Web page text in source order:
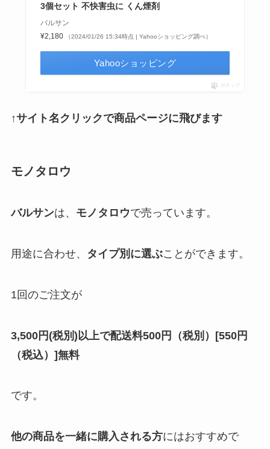
3個セット 不快害虫に くん煙剤
バルサン
¥2,180
（2024/01/26 15:34時点 | Yahooショッピング調べ）
Yahooショッピング
ポチップ
↑サイト名クリックで商品ページに飛びます
モノタロウ
バルサンは、 モノタロウで売っています。
用途に合わせ、 タイプ別に選ぶことができます。
1回のご注文が
3,500円(税別)以上で配送料500円（税別）[550円
（税込）]無料
です。
他の商品を一緒に購入される方にはおすすめで